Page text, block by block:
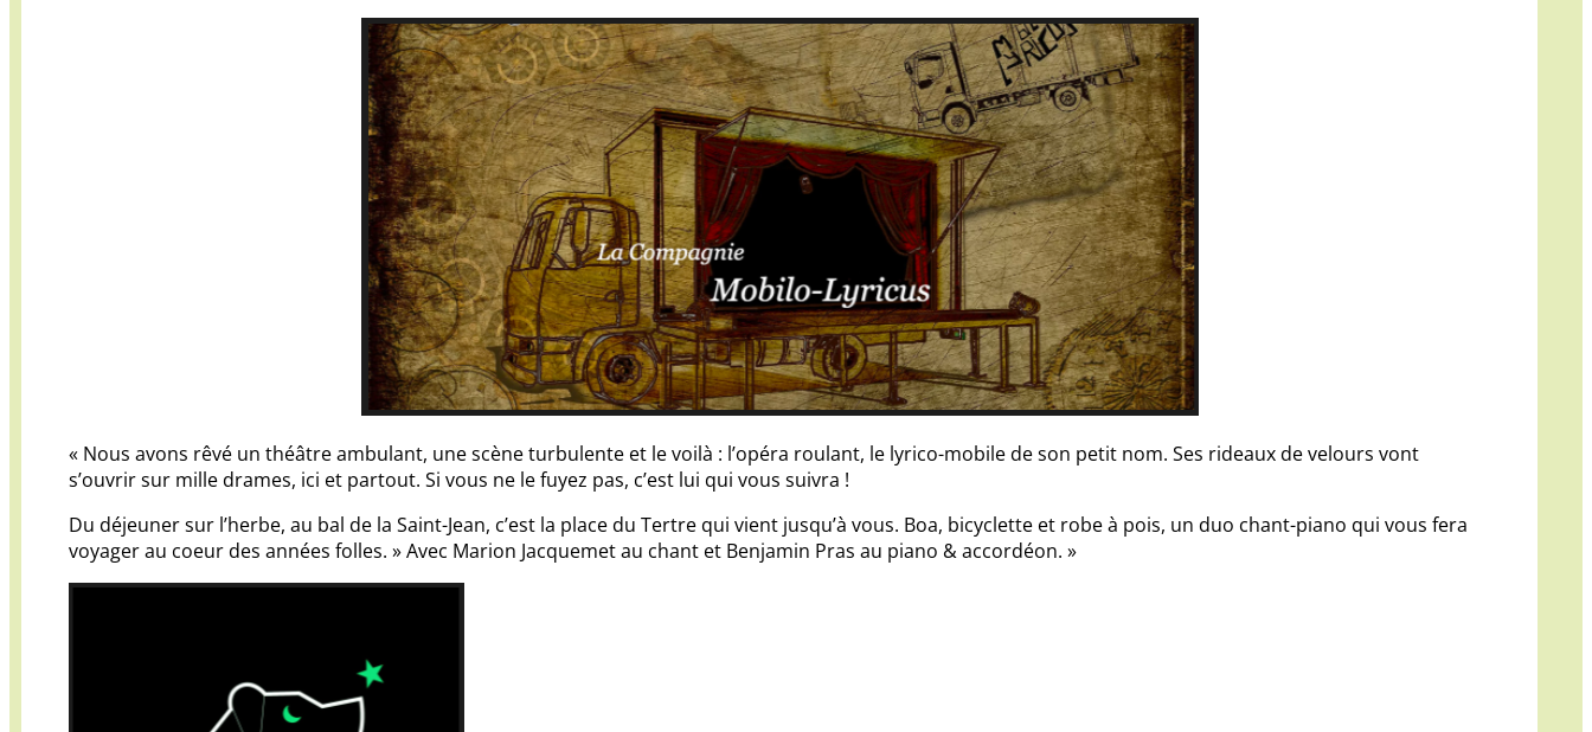
« Nous avons rêvé un théâtre ambulant, une scène turbulente et le voilà : l’opéra roulant, le lyrico-mobile de son petit nom. Ses rideaux de velours vont
s’ouvrir sur mille drames, ici et partout. Si vous ne le fuyez pas, c’est lui qui vous suivra !
Du déjeuner sur l’herbe, au bal de la Saint-Jean, c’est la place du Tertre qui vient jusqu’à vous. Boa, bicyclette et robe à pois, un duo chant-piano qui vous fera
voyager au coeur des années folles. » Avec Marion Jacquemet au chant et Benjamin Pras au piano & accordéon. »